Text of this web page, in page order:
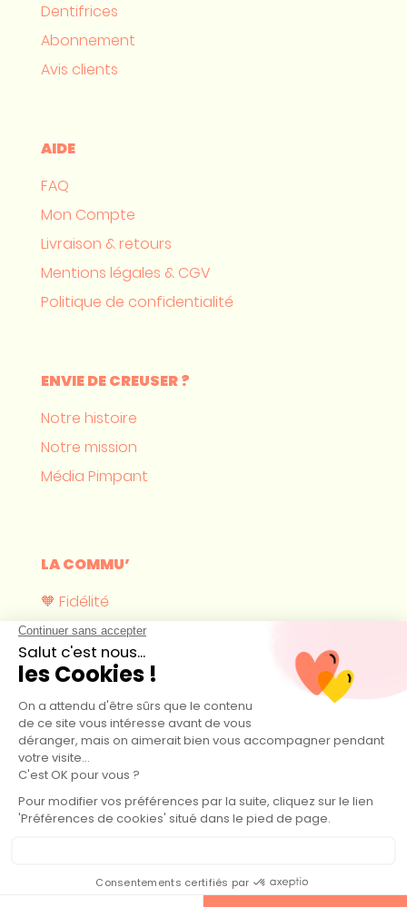
Dentifrices
Abonnement
Avis clients
AIDE
FAQ
Mon Compte
Livraison & retours
Mentions légales & CGV
Politique de confidentialité
ENVIE DE CREUSER ?
Notre histoire
Notre mission
Média Pimpant
LA COMMU’
🧡 Fidélité
Où nous trouver ?
Devenir revendeur
CONTACT
hello@pimpant.com
44 boulevard Maurice Thorez 14160 Dives-sur-Mer
© 2025 Pimpant